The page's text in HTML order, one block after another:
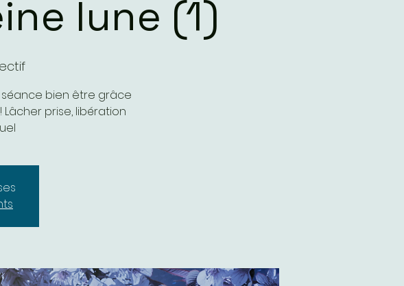
lune (1)
bien être grâce
prise, libération